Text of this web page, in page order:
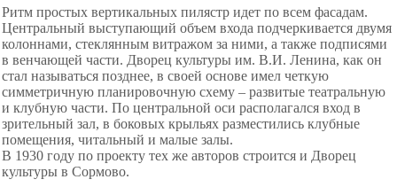
Ритм простых вертикальных пилястр идет по всем фасадам.
Центральный выступающий объем входа подчеркивается двумя
колоннами, стеклянным витражом за ними, а также подписями
в венчающей части. Дворец культуры им. В.И. Ленина, как он
стал называться позднее, в своей основе имел четкую
симметричную планировочную схему – развитые театральную
и клубную части. По центральной оси располагался вход в
зрительный зал, в боковых крыльях разместились клубные
помещения, читальный и малые залы.
В 1930 году по проекту тех же авторов строится и Дворец
культуры в Сормово.